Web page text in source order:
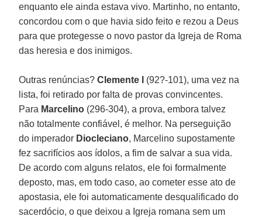
enquanto ele ainda estava vivo. Martinho, no entanto,
concordou com o que havia sido feito e rezou a Deus
para que protegesse o novo pastor da Igreja de Roma
das heresia e dos inimigos.
Outras renúncias?Clemente I (92?-101), uma vez na
lista, foi retirado por falta de provas convincentes.
Para Marcelino (296-304), a prova, embora talvez
não totalmente confiável, é melhor. Na perseguição
do imperador Diocleciano, Marcelino supostamente
fez sacrifícios aos ídolos, a fim de salvar a sua vida.
De acordo com alguns relatos, ele foi formalmente
deposto, mas, em todo caso, ao cometer esse ato de
apostasia, ele foi automaticamente desqualificado do
sacerdócio, o que deixou a Igreja romana sem um